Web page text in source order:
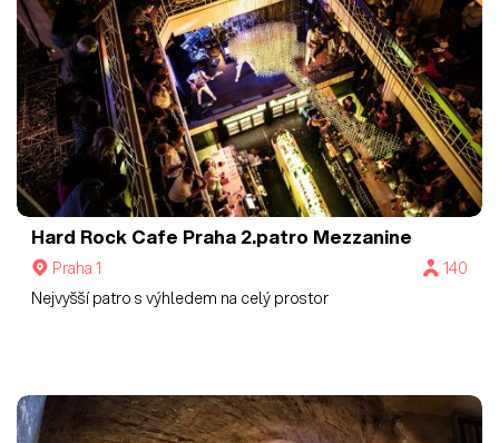
Hard Rock Cafe Praha 2.patro Mezzanine
Praha 1
140
Nejvyšší patro s výhledem na celý prostor